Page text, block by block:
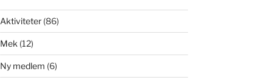
Aktiviteter(86)
Mek (12)
Ny medlem (6)